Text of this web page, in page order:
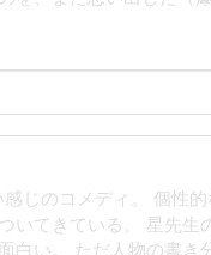
じのコメディ。 個性
いてきている。 星先生
白い。 ただ人物の書き